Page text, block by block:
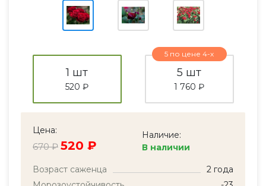
1 шт
520 ₽
5 по цене 4-х
5 шт
1 760 ₽
Цена:
670 ₽ 520 ₽
Наличие:
В наличии
Возраст саженца
2 года